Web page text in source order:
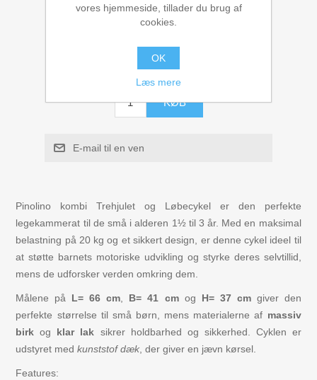
Leg og lær
Musikinstrumenter
Leverandør:
743,20 kr
KØB
E-mail til en ven
Pinolino kombi Trehjulet og Løbecykel er den perfekte
legekammerat til de små i alderen 1½ til 3 år. Med en maksimal
belastning på 20 kg og et sikkert design, er denne cykel ideel til
at støtte barnets motoriske udvikling og styrke deres selvtillid,
mens de udforsker verden omkring dem.
Målene på L= 66 cm B= 41 cmog H= 37 cmgiver den
perfekte størrelse til små børn, mens materialerne af massiv
birk og klar lak sikrer holdbarhed og sikkerhed. Cyklen er
udstyret medkunststof dæk , der giver en jævn kørsel.
Features:
vores hjemmeside, tillader du brug af
cookies.
OK
Læs mere